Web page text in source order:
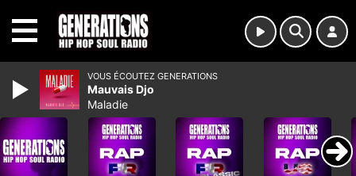
VOUS ÉCOUTEZ GENERATIONS
Mauvais Djo
Maladie